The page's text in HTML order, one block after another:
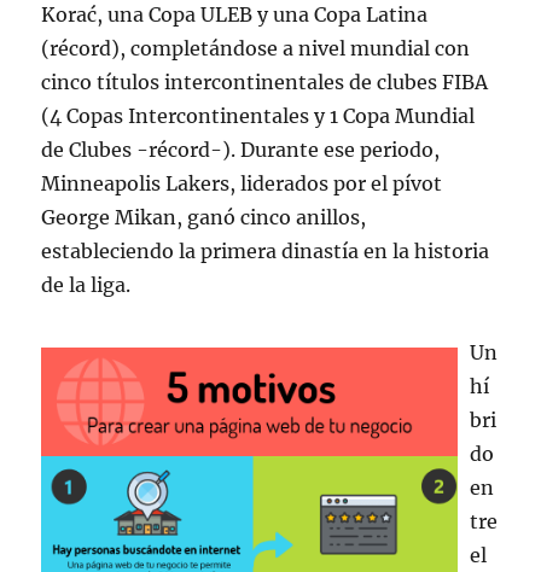
Korać, una Copa ULEB y una Copa Latina
(récord), completándose a nivel mundial con
cinco títulos intercontinentales de clubes FIBA
(4 Copas Intercontinentales y 1 Copa Mundial
de Clubes -récord-). Durante ese periodo,
Minneapolis Lakers, liderados por el pívot
George Mikan, ganó cinco anillos,
estableciendo la primera dinastía en la historia
de la liga.
Un
hí
bri
do
en
tre
el